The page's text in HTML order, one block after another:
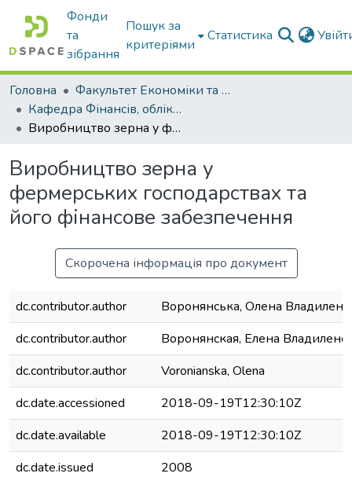
Фонди
та
зібрання
Пошук за
критеріями
Статистика
Головна
Факультет Економіки та бізнесу
Кафедра Фінансів, обліку і оподаткування
Виробництво зерна у фермерських господарствах та його фінансове забезпечення
Виробництво зерна у
фермерських господарствах та
його фінансове забезпечення
Скорочена інформація про документ
dc.contributor.author
Воронянська, Олена
dc.contributor.author
Воронянская, Елена
dc.contributor.author
Voronianska, Olena
dc.date.accessioned
2018-09-19T12:30:10Z
dc.date.available
2018-09-19T12:30:10Z
dc.date.issued
2008